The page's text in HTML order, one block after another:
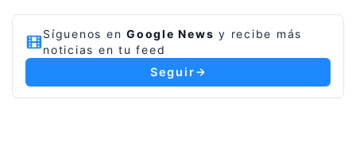
Síguenos en Google News y recibe más
noticias en tu feed
Seguir